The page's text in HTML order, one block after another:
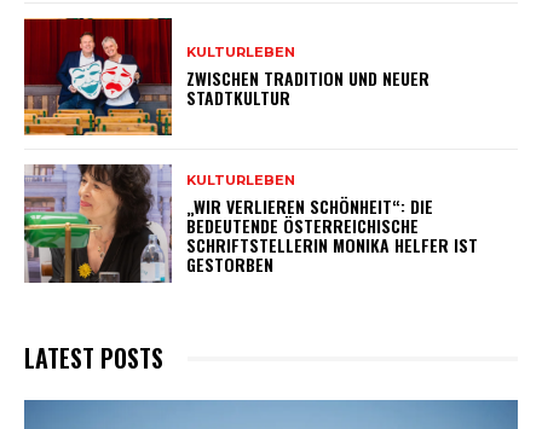
KULTURLEBEN
ZWISCHEN TRADITION UND NEUER
STADTKULTUR
KULTURLEBEN
„WIR VERLIEREN SCHÖNHEIT“: DIE
BEDEUTENDE ÖSTERREICHISCHE
SCHRIFTSTELLERIN MONIKA HELFER IST
GESTORBEN
LATEST POSTS